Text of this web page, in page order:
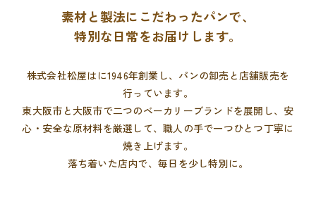
素材と製法にこだわったパンで、
特別な日常をお届けします。
株式会社松屋はに1946年創業し、パンの卸売と店舗販売を
行っています。
東大阪市と大阪市で二つのベーカリーブランドを展開し、 安
心・安全な原材料を厳選して、職人の手で一つひとつ丁寧に
焼き上げます。
落ち着いた店内で、毎日を少し特別に。